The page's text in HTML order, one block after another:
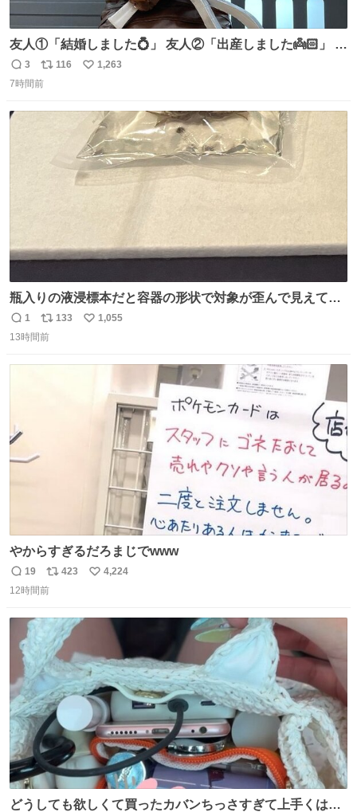
友人①「結婚しました💍」 友人②「出産しました👼🏻」 友
人③「マイホーム建てました🏡」 私「我らの道」
返
信
3
リ
ポ
116
い
1,263
7時間前
瓶入りの液浸標本だと容器の形状で対象が歪んで見えてし
まうことから、なるべく歪みがない状態で観察しやすいよ
うにこのような形で保存していると前に科博の先生から教
返
信
1
リ
ポ
133
い
1,055
13時間前
やからすぎるだろまじでwww
返
信
19
リ
ポ
ト
数
423
い
4,224
12時間前
どうしても欲しくて買ったカバンちっさすぎて上手くはめ